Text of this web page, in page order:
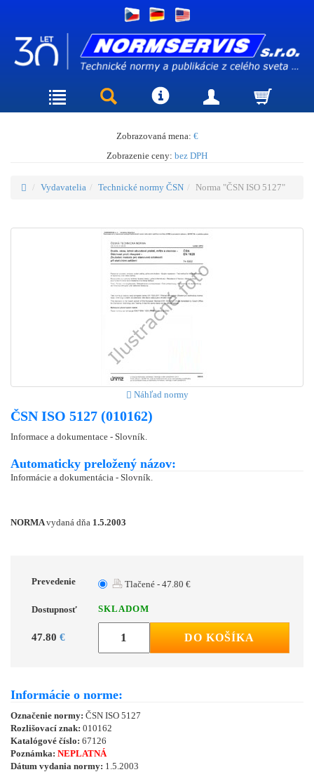
Zobrazovaná mena: €
Zobrazenie ceny: bez DPH
Vydavatelia Technické normy ČSN Norma "ČSN ISO 5127"
Náhľad normy
ČSN ISO 5127 (010162)
Informace a dokumentace - Slovník.
Automaticky preložený názov:
Informácie a dokumentácia - Slovník.
NORMAvydaná dňa 1.5.2003
Prevedenie Tlačené - 47.80 €
Dostupnosť SKLADOM
47.80 € DO KOŠÍKA
Informácie o norme:
Označenie normy: ČSN ISO 5127
Rozlišovací znak: 010162
Katalógové číslo: 67126
Poznámka: NEPLATNÁ
Dátum vydania normy: 1.5.2003